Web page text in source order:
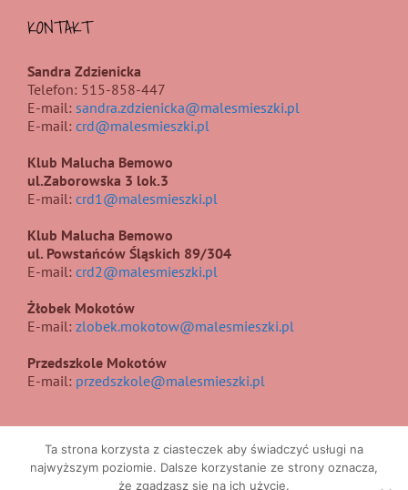
KONTAKT
Sandra Zdzienicka
Telefon: 515-858-447
E-mail: sandra.zdzienicka@malesmieszki.pl
E-mail: crd@malesmieszki.pl
Klub Malucha Bemowo
ul.Zaborowska 3 lok.3
E-mail: crd1@malesmieszki.pl
Klub Malucha Bemowo
ul. Powstańców Śląskich 89/304
E-mail: crd2@malesmieszki.pl
Żłobek Mokotów
E-mail: zlobek.mokotow@malesmieszki.pl
Przedszkole Mokotów
E-mail: przedszkole@malesmieszki.pl
Ta strona korzysta z ciasteczek aby świadczyć usługi na
najwyższym poziomie. Dalsze korzystanie ze strony oznacza,
że zgadzasz się na ich użycie.